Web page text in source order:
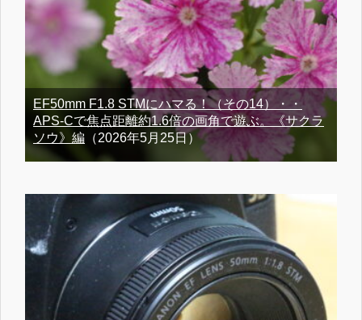
EF50mm F1.8 STMにハマる！（その14）・・
APS-Cで焦点距離約1.6倍の画角で遊ぶ。《サクラ
ソウ》編 （2026年5月25日）